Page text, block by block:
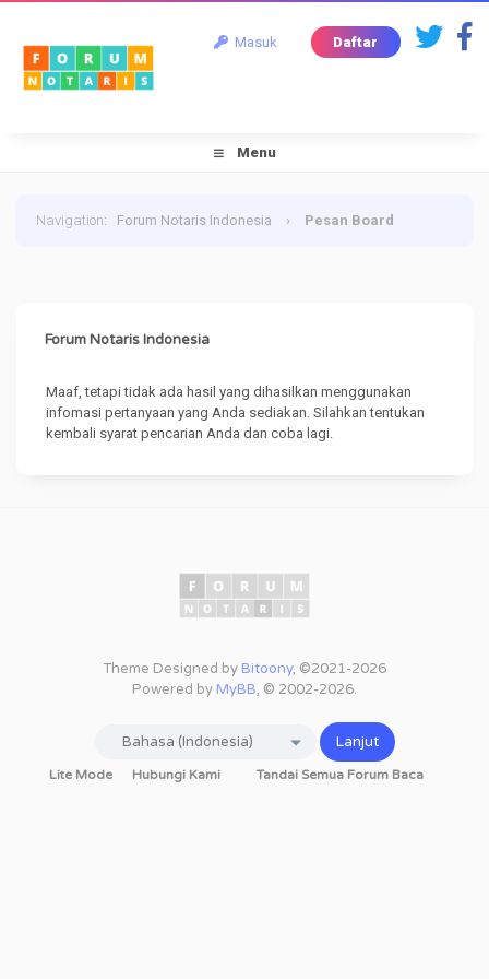
Masuk Daftar
Menu
Navigation: Forum Notaris Indonesia › Pesan Board
Forum Notaris Indonesia
Maaf, tetapi tidak ada hasil yang dihasilkan menggunakan
infomasi pertanyaan yang Anda sediakan. Silahkan tentukan
kembali syarat pencarian Anda dan coba lagi.
Theme Designed by Bitoony, ©2021-2026
Powered by MyBB, © 2002-2026.
Lite Mode Hubungi Kami Tandai Semua Forum Baca